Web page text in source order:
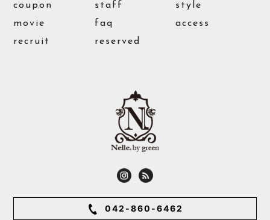
coupon
staff
style
movie
faq
access
recruit
reserved
042-860-6462